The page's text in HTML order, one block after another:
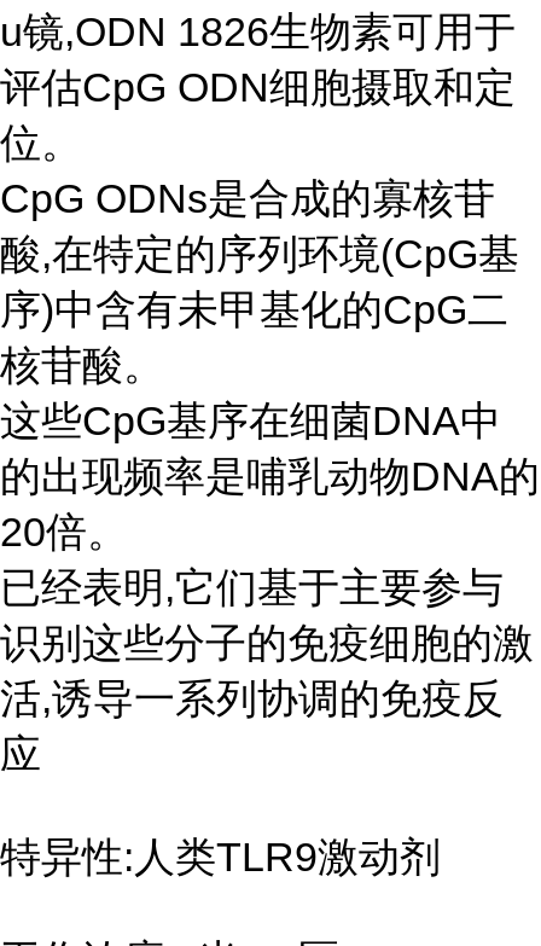
u镜,ODN 1826生物素可用于
评估CpG ODN细胞摄取和定
位。
CpG ODNs是合成的寡核苷
酸,在特定的序列环境(CpG基
序)中含有未甲基化的CpG二
核苷酸。
这些CpG基序在细菌DNA中
的出现频率是哺乳动物DNA的
20倍。
已经表明,它们基于主要参与
识别这些分子的免疫细胞的激
活,诱导一系列协调的免疫反
应
特异性:人类TLR9激动剂